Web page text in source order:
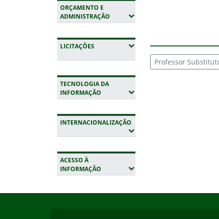
ORÇAMENTO E
ADMINISTRAÇÃO (EXPANDIR SUBMENUS)
LICITAÇÕES (EXPANDIR SUBMENUS)
TECNOLOGIA DA
INFORMAÇÃO (EXPANDIR SUBMENUS)
INTERNACIONALIZAÇÃO
ACESSO À
INFORMAÇÃO (EXPANDIR SUBMENUS)
Professor